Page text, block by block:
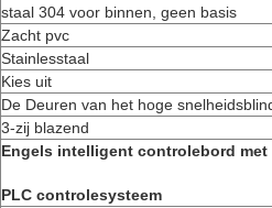
staal 304 voor binnen, geen basis
Zacht pvc
Stainlesstaal
Kies uit
De Deuren van het hoge
3-zij blazend
Engels intelligent controlebord met
PLC controlesysteem